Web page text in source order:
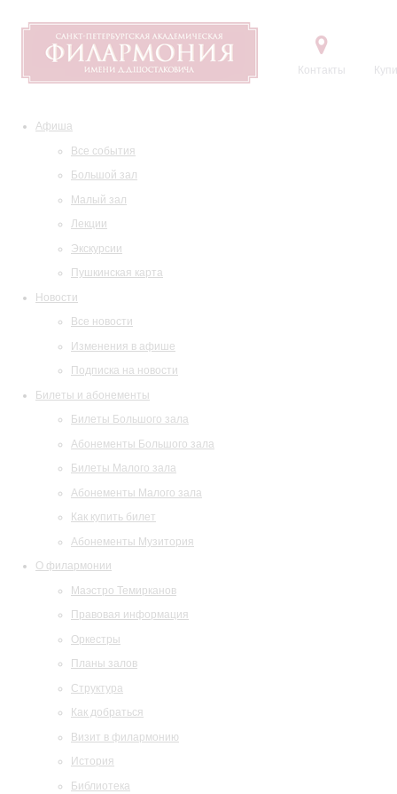
Контакты
Афиша
Все события
Большой зал
Малый зал
Лекции
Экскурсии
Пушкинская карта
Новости
Все новости
Изменения в афише
Подписка на новости
Билеты и абонементы
Билеты Большого зала
Абонементы Большого зала
Билеты Малого зала
Абонементы Малого зала
Как купить билет
Абонементы Музитория
О филармонии
Маэстро Темирканов
Правовая информация
Оркестры
Планы залов
Структура
Как добраться
Визит в филармонию
История
Библиотека